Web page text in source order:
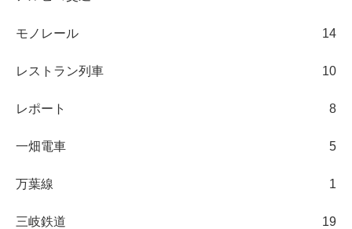
モノレール 14
レストラン列車 10
レポート 8
一畑電車 5
万葉線 1
三岐鉄道 19